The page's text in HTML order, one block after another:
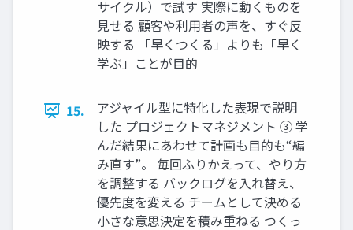
サイクル）で試す 実際に動くものを
見せる 顧客や利用者の声を、すぐ反
映する 「早くつくる」よりも「早く
学ぶ」ことが目的
15.
アジャイル型に特化した表現で説明
した プロジェクトマネジメント ③ 学
んだ結果にあわせて計画も目的も“編
み直す”。 毎回ふりかえって、やり方
を調整する バックログを入れ替え、
優先度を変える チームとして決める
小さな意思決定を積み重ねる つくっ